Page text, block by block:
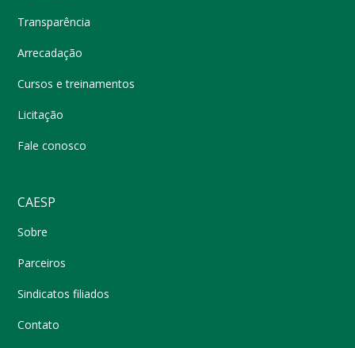
Transparência
Arrecadação
Cursos e treinamentos
Licitação
Fale conosco
CAESP
Sobre
Parceiros
Sindicatos filiados
Contato